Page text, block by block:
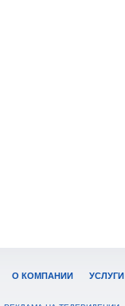
О КОМПАНИИ УСЛУГИ